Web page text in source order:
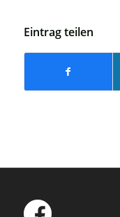
Eintrag teilen